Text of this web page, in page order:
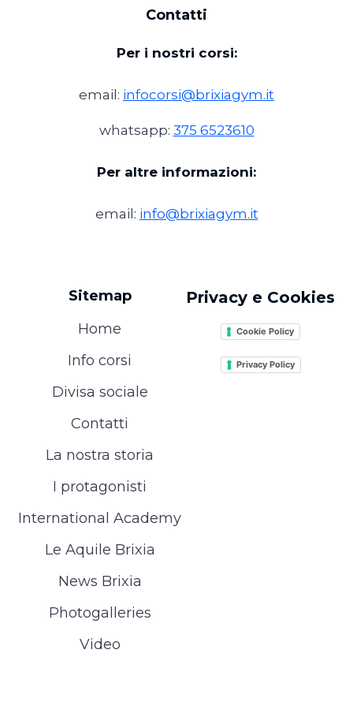
Contatti
Per i nostri corsi:
email: infocorsi@brixiagym.it
whatsapp: 375 6523610
Per altre informazioni:
email: info@brixiagym.it
Sitemap
Home
Info corsi
Divisa sociale
Contatti
La nostra storia
I protagonisti
International Academy
Le Aquile Brixia
News Brixia
Photogalleries
Video
Privacy e Cookies
Cookie Policy
Privacy Policy